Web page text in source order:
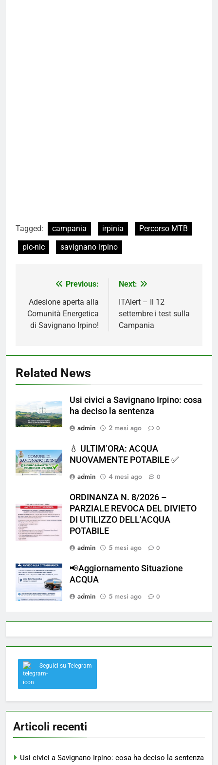
Tagged: campania irpinia
Percorso MTB
pic-nic
savignano irpino
NavigazionePrevious:
Adesione aperta alla
Comunità Energetica
di Savignano Irpino!
Next:
ITAlert – Il 12
settembre i test sulla
Campania
Related News
Usi civici a Savignano Irpino: cosa
ha deciso la sentenza
admin
2 mesi ago 0
💧 ULTIM’ORA: ACQUA
NUOVAMENTE POTABILE ✅
admin
4 mesi ago 0
ORDINANZA N. 8/2026 –
PARZIALE REVOCA DEL DIVIETO
DI UTILIZZO DELL’ACQUA
POTABILE
admin
5 mesi ago 0
📢Aggiornamento Situazione
ACQUA
admin
5 mesi ago 0
Seguici su Telegram
Articoli recenti
Usi civici a Savignano Irpino: cosa ha deciso la sentenza